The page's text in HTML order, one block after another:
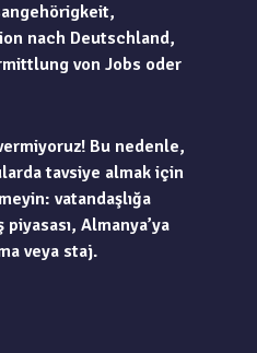
nach Deutschland,
von Jobs oder
Bu nedenle,
tavsiye almak için
vatandaşlığa
Almanya’ya
veya staj.